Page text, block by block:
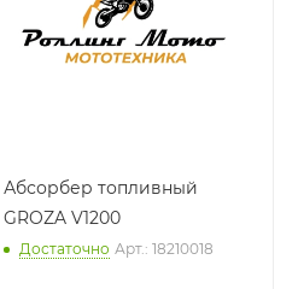
Абсорбер топливный
GROZA V1200
Достаточно Арт.: 18210018